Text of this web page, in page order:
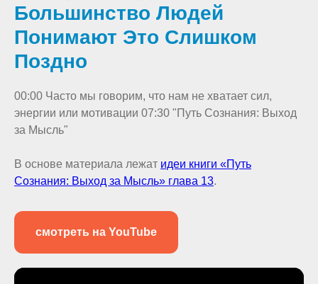
Большинство Людей
Понимают Это Слишком
Поздно
00:00 Часто мы говорим, что нам не хватает сил,
энергии или мотивации 07:30 "Путь Сознания: Выход
за Мысль"
В основе материала лежат идеи книги «Путь
Сознания: Выход за Мысль» глава 13.
смотреть на YouTube